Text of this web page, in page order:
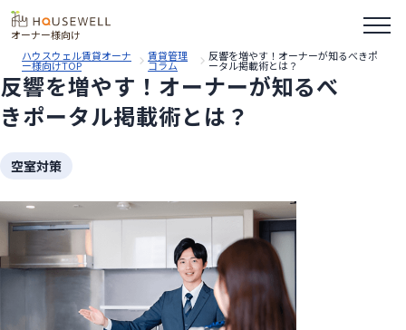
オーナー様向け
ハウスウェル賃貸オーナ
ー様向けTOP
賃貸管理
コラム
反響を増やす！オーナーが知るべきポ
ータル掲載術とは？
反響を増やす！オーナーが知るべ
きポータル掲載術とは？
空室対策